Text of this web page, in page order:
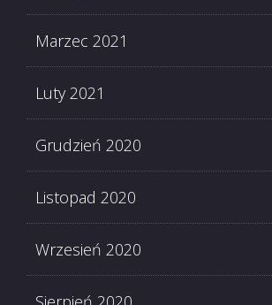
Marzec 2021
Luty 2021
Grudzień 2020
Listopad 2020
Wrzesień 2020